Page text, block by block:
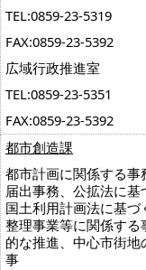
TEL:0859-23-5319
FAX:0859-23-5392
広域行政推進室
TEL:0859-23-5351
FAX:0859-23-5392
都市創造課
都市計画に関係する事
届出事務、公拡法に基
国土利用計画法に基
整理事業等に関係す
的な推進、中心市街
事